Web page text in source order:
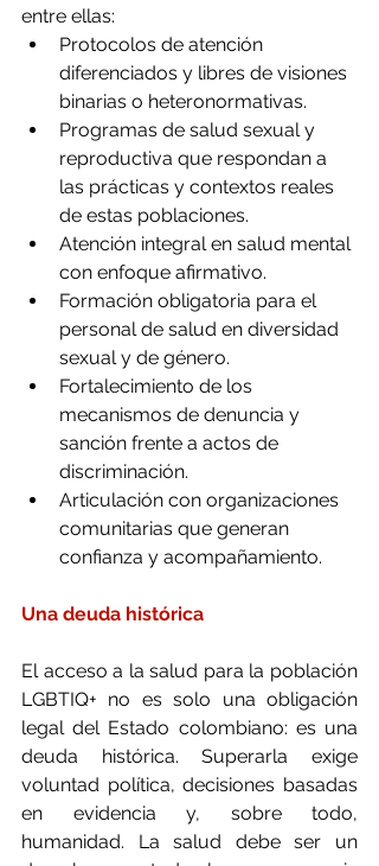
entre ellas:
Protocolos de atención
diferenciados y libres de visiones
binarias o heteronormativas.
Programas de salud sexual y
reproductiva que respondan a
las prácticas y contextos reales
de estas poblaciones.
Atención integral en salud mental
con enfoque afirmativo.
Formación obligatoria para el
personal de salud en diversidad
sexual y de género.
Fortalecimiento de los
mecanismos de denuncia y
sanción frente a actos de
discriminación.
Articulación con organizaciones
comunitarias que generan
confianza y acompañamiento.
Una deuda histórica
El acceso a la salud para la población
LGBTIQ+ no es solo una obligación
legal del Estado colombiano: es una
deuda histórica. Superarla exige
voluntad política, decisiones basadas
en evidencia y, sobre todo,
humanidad. La salud debe ser un